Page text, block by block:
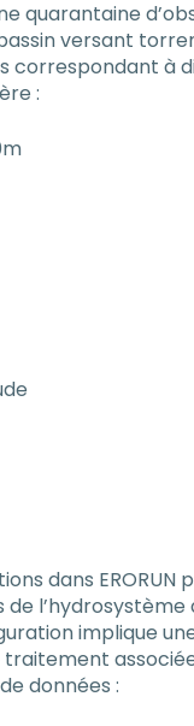
quarantaine
versant
correspondant à
:
dans ERORUN
l’hydrosystème
implique
données :